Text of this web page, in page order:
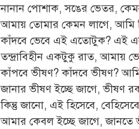
নানান পোশাক, সঙের ভেতর,
আমায় তোমার কেমন লাগে, আমি
কাঁদবে ভেবে এই এতোটুক? এই
তন্দ্রাবিহীন একটুকু রাত, আমায়
কাঁপবে ভীষণ? কাঁদবে ভীষণ?
জানার ভীষণ ইচ্ছে জাগে, ভীষণ
কিন্তু জানো, এই হিসেবে,
আমার কেবল ইচ্ছে জাগে,